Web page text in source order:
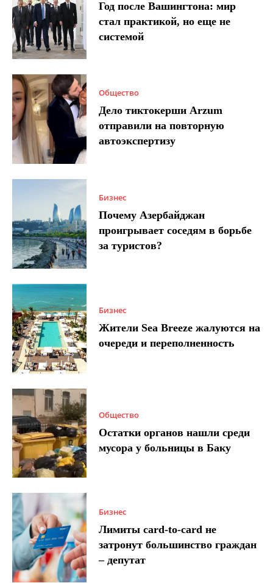
Год после Вашингтона: мир
стал практикой, но еще не
системой
Общество
Дело тиктокерши Arzum
отправили на повторную
автоэкспертизу
Бизнес
Почему Азербайджан
проигрывает соседям в борьбе
за туристов?
Бизнес
Жители Sea Breeze жалуются на
очереди и переполненность
Общество
Остатки органов нашли среди
мусора у больницы в Баку
Бизнес
Лимиты card-to-card не
затронут большинство граждан
– депутат